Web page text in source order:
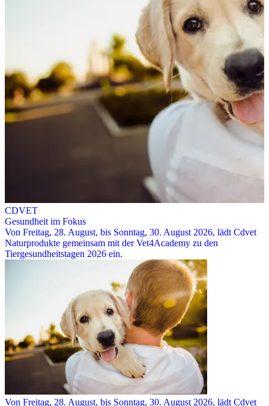
CDVET
Gesundheit im Fokus
Von Freitag, 28. August, bis Sonntag, 30. August 2026, lädt Cdvet
Naturprodukte gemeinsam mit der Vet4Academy zu den
Tiergesundheitstagen 2026 ein.
Von Freitag, 28. August, bis Sonntag, 30. August 2026, lädt Cdvet